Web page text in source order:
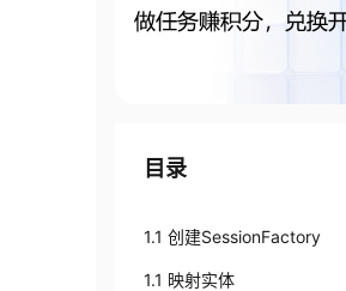
目录
1.1 创建SessionFactory
1.1 映射实体